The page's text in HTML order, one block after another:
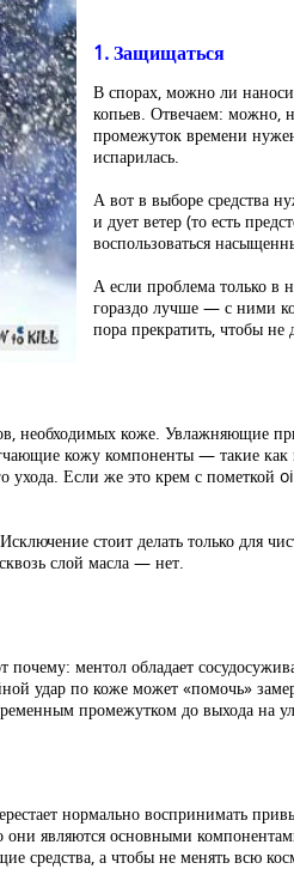
1. Защищаться
В спорах, можно ли
копьев. Отвечаем: можно,
промежуток времени
испарилась.
А вот в выборе средства
и дует ветер (то есть
воспользоваться
А если проблема только в
гораздо лучше — с ними
пора прекратить, чтобы
необходимых коже. Увлажняющие
кожу компоненты — такие
ухода. Если же это крем с пометкой
стоит делать только для
слой масла — нет.
ментол обладает
удар по коже может «помочь»
промежутком до выхода на
нормально воспринимать
являются основными
а чтобы не менять всю